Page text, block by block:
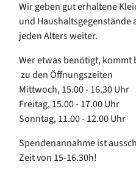
Wir geben gut erhaltene
und Haushaltsgegenstände
jeden Alters weiter.
Wer etwas benötigt, kommt
zu den Öffnungszeiten
Mittwoch, 15.00 - 16.30 Uhr
Freitag, 15.00 - 17.00 Uhr
Sonntag, 11.00 - 12.00 Uhr
Spendenannahme ist
Zeit von 15-16.30h!